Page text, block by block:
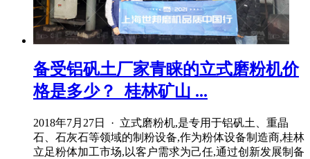
备受铝矾土厂家青睐的立式磨粉机价
格是多少？_桂林矿山 ...
2018年7月27日 · 立式磨粉机,是专用于铝矾土、重晶
石、石灰石等领域的制粉设备,作为粉体设备制造商,桂林
立足粉体加工市场,以客户需求为己任,通过创新发展制备